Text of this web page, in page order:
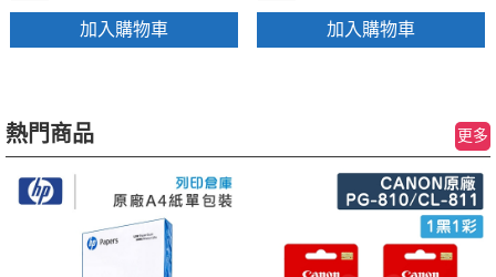
加入購物車 加入購物車
熱門商品 更多